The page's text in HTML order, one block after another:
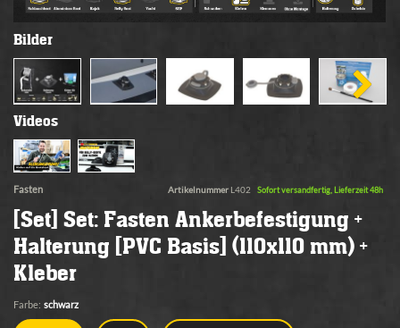
Bilder
Videos
Fasten Artikelnummer L402 Sofort versandfertig, Lieferzeit 48h
[Set] Set: Fasten Ankerbefestigung +
Halterung [PVC Basis] (110x110 mm) +
Kleber
Farbe: schwarz